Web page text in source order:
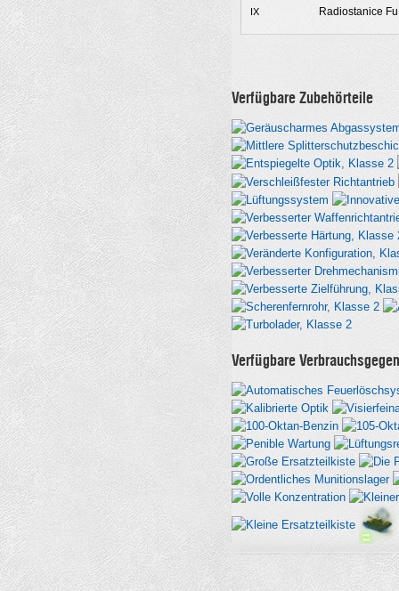
IX Radiostanice
Verfügbare Zubehörteile
Verfügbare